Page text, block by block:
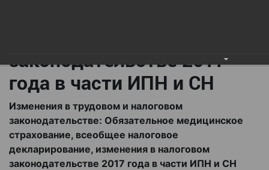
законодательстве 2017
года в части ИПН и СН
Изменения в трудовом и налоговом
законодательстве: Обязательное медицинское
страхование, всеобщее налоговое
декларирование, изменения в налоговом
законодательстве 2017 года в части ИПН и СН